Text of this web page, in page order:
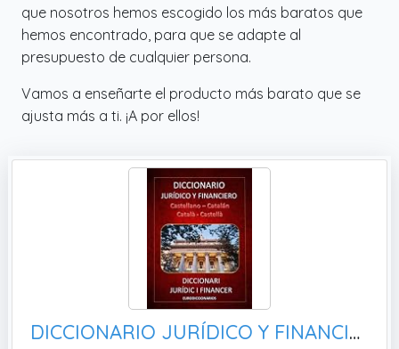
que nosotros hemos escogido los más baratos que
hemos encontrado, para que se adapte al
presupuesto de cualquier persona.
Vamos a enseñarte el producto más barato que se
ajusta más a ti. ¡A por ellos!
DICCIONARIO JURÍDICO Y FINANCIERO CASTELLANO CATALÁN - CATALÀ CASTELLÀ